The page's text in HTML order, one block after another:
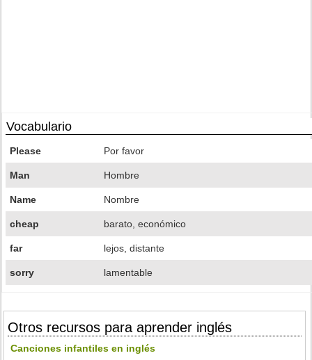
Vocabulario
Please Por favor
Man Hombre
Name Nombre
cheap barato, económico
far lejos, distante
sorry lamentable
Otros recursos para aprender inglés
Canciones infantiles en inglés